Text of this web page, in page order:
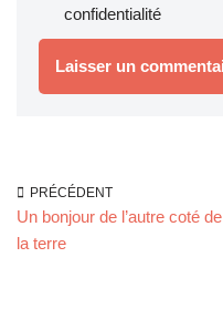
confidentialité
PRÉCÉDENT
Un bonjour de l’autre coté de
la terre